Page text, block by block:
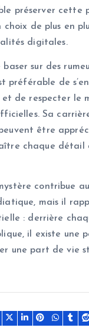
préserver cette
choix de plus en
digitales.
sur des
préférable de
de respecter le
Sa
être
chaque détail
contribue
mais il
: derrière
il existe une
une part de vie